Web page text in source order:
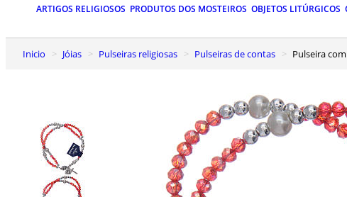
ARTIGOS RELIGIOSOS PRODUTOS DOS MOSTEIROS OBJETOS LITÚRGICOS
Inicio Jóias Pulseiras religiosas Pulseiras de contas Pulseira